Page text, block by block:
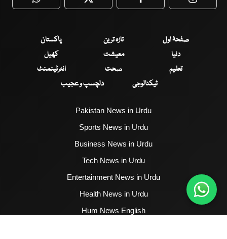
WhatsApp Twitter Facebook
صفحۂ اول تازہ ترین
پاکستان
دنیا
معیشت
کھیل
تعلیم
صحت
انٹرٹینمنٹ
ٹیکنالوجی
دلچسپ و عجیب
Pakistan News in Urdu
Sports News in Urdu
Business News in Urdu
Tech News in Urdu
Entertainment News in Urdu
Health News in Urdu
Hum News English